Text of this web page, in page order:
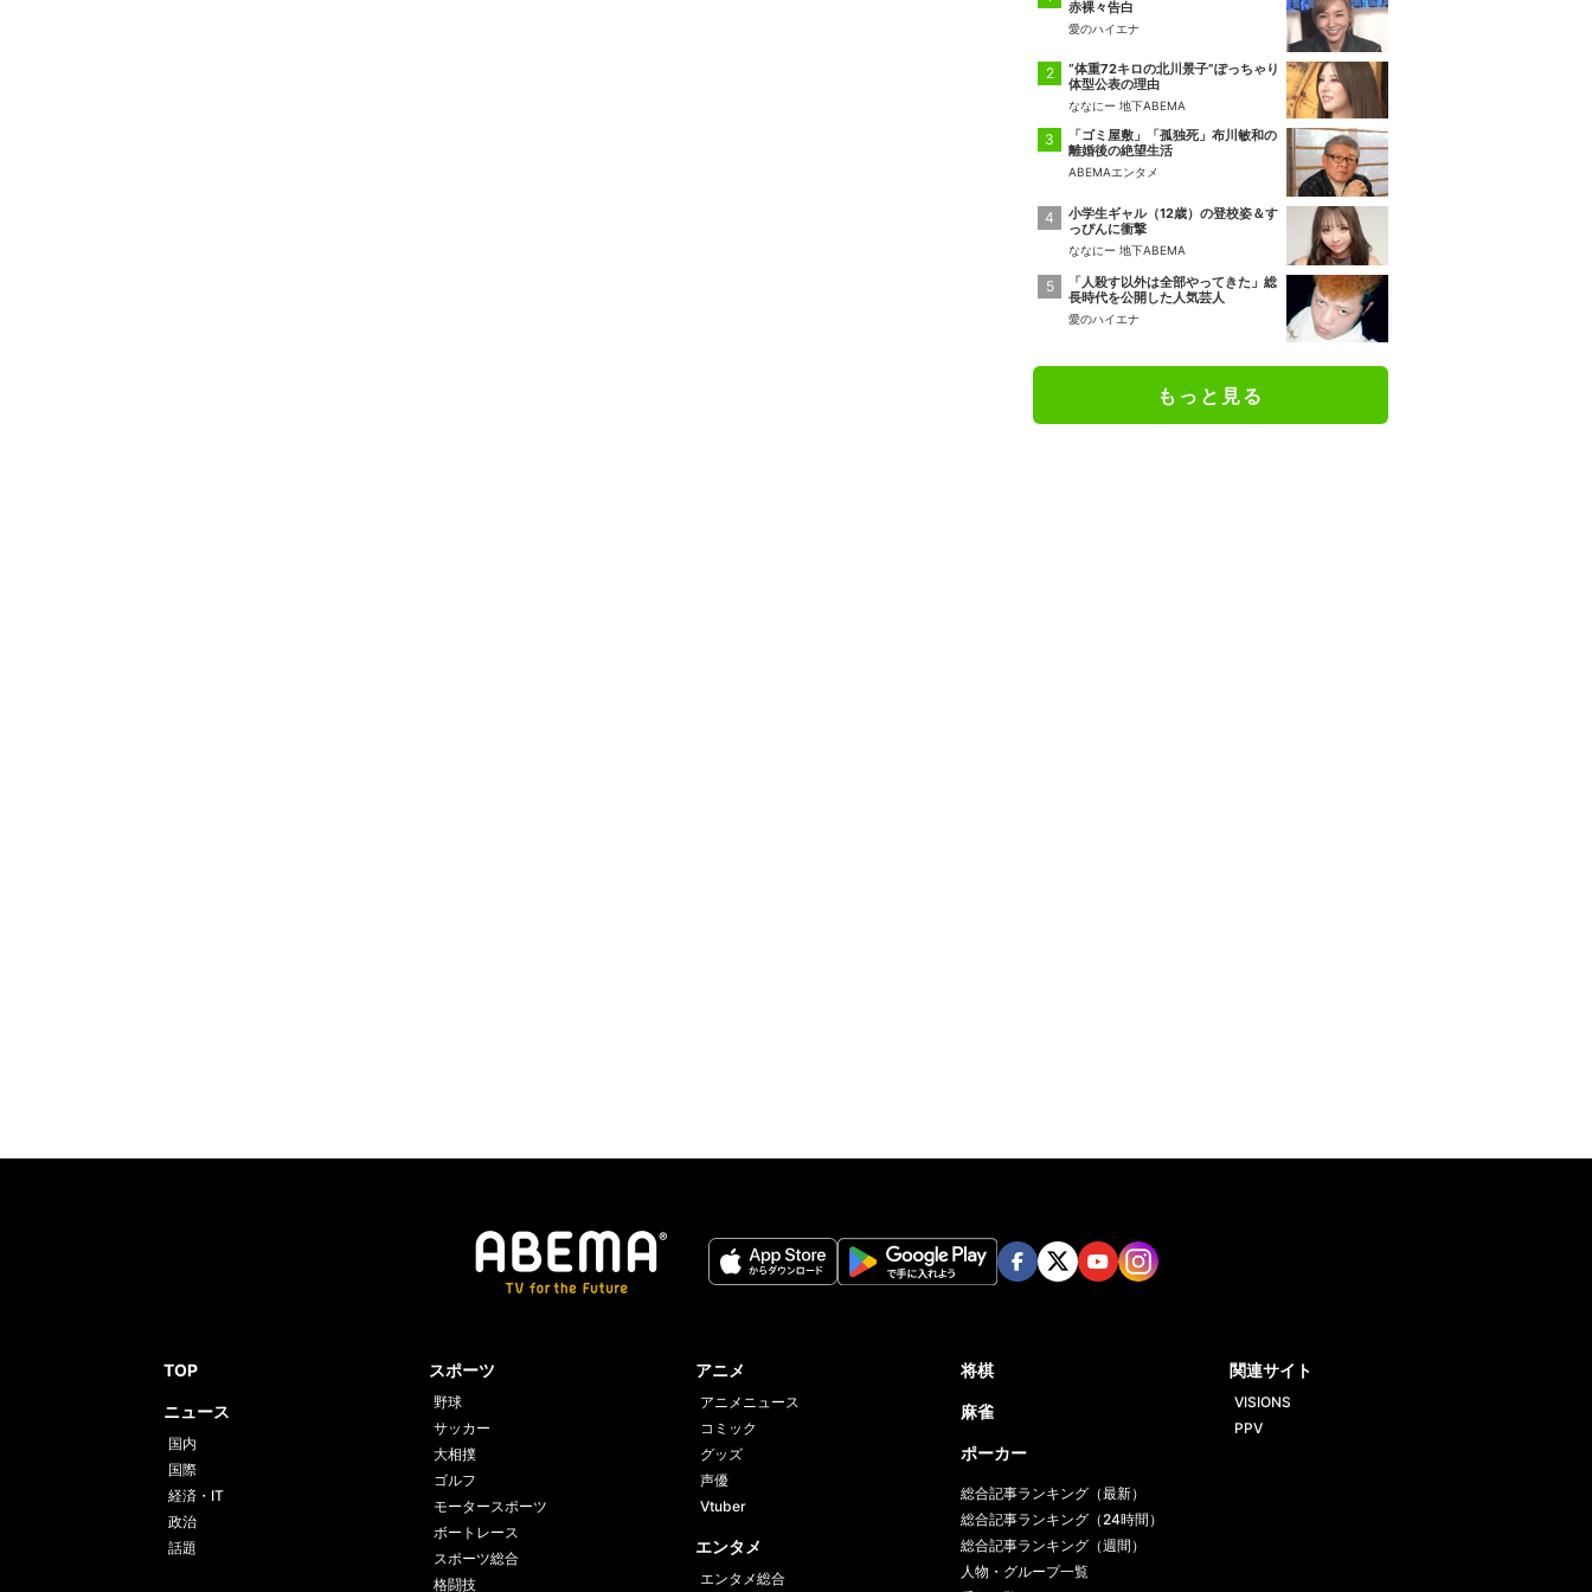
赤裸々告白
愛のハイエナ
“体重72キロの北川景子”ぽっちゃり
体型公表の理由
ななにー 地下ABEMA
「ゴミ屋敷」「孤独死」布川敏和の
離婚後の絶望生活
ABEMAエンタメ
小学生ギャル（12歳）の登校姿＆す
っぴんに衝撃
ななにー 地下ABEMA
「人殺す以外は全部やってきた」総
長時代を公開した人気芸人
愛のハイエナ
もっと見る
TOP
ニュース
国内
国際
経済・IT
政治
話題
スポーツ
野球
サッカー
大相撲
ゴルフ
モータースポーツ
ボートレース
スポーツ総合
格闘技
アニメ
アニメニュース
コミック
グッズ
声優
Vtuber
エンタメ
エンタメ総合
将棋
麻雀
ポーカー
総合記事ランキング（最新）
総合記事ランキング（24時間）
総合記事ランキング（週間）
人物・グループ一覧
関連サイト
VISIONS
PPV